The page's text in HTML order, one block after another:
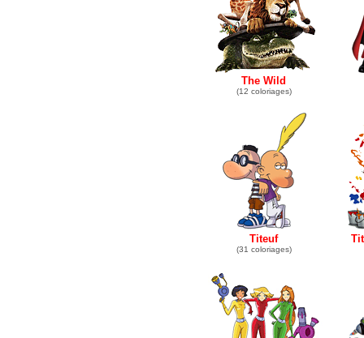
The Wild
(12 coloriages)
Titeuf
(31 coloriages)